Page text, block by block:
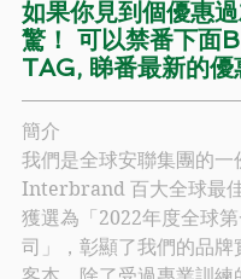
如果你見到個優惠
驚！ 可以禁番下面
TAG, 睇番最新的優
簡介
我們是全球安聯集團的一
Interbrand 百大全球最
獲選為「2022年度全球
司」，彰顯了我們的品牌